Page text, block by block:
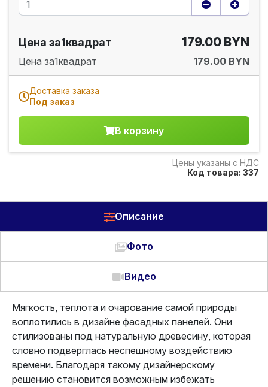
Цена за1квадрат 179.00 BYN
Цена за1квадрат 179.00 BYN
Доставка заказа
Под заказ
В корзину
Цены указаны с НДС
Код товара: 337
Описание
Фото
Видео
Мягкость, теплота и очарование самой природы
воплотились в дизайне фасадных панелей. Они
стилизованы под натуральную древесину, которая
словно подверглась неспешному воздействию
времени. Благодаря такому дизайнерскому
решению становится возможным избежать